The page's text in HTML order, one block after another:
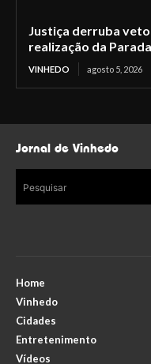
Justiça derruba
realização da
VINHEDO agosto 5, 2026
Jornal de Vinhedo
Pesquisar
Home
Vinhedo
Cidades
Entretenimento
Vídeos